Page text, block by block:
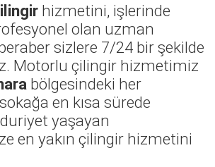
hizmetini, işlerinde
olan uzman
sizlere 7/24 bir şekilde
Motorlu çilingir hizmetimiz
bölgesindeki her
en kısa sürede
yaşayan
en yakın çilingir hizmetini